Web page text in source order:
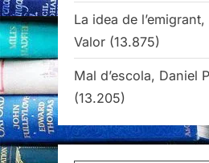
La idea de
Valor (13.875)
Mal d’escola, Daniel
(13.205)